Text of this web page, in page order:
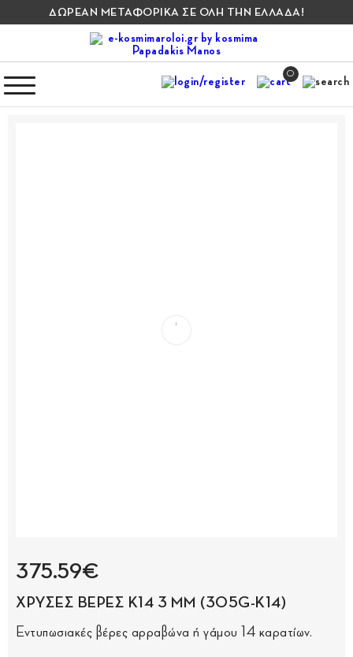
ΔΩΡΕΑΝ ΜΕΤΑΦΟΡΙΚΑ ΣΕ ΟΛΗ ΤΗΝ ΕΛΛΑΔΑ!
0
375.59€
ΧΡΥΣΕΣ ΒΕΡΕΣ K14 3 MM (305G-K14)
Εντυπωσιακές βέρες αρραβώνα ή γάμου 14 καρατίων.